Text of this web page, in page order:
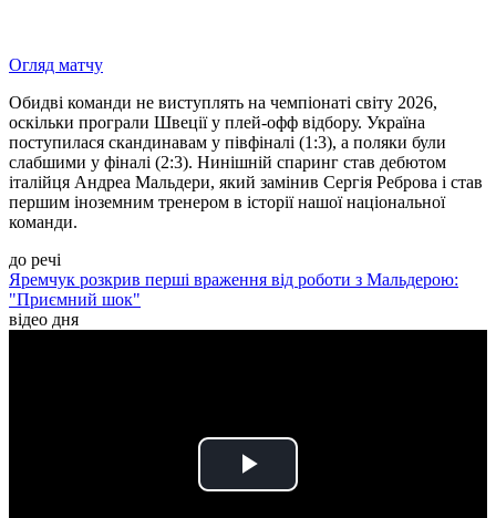
Огляд матчу
Обидві команди не виступлять на чемпіонаті світу 2026,
оскільки програли Швеції у плей-офф відбору. Україна
поступилася скандинавам у півфіналі (1:3), а поляки були
слабшими у фіналі (2:3). Нинішній спаринг став дебютом
італійця Андреа Мальдери, який замінив Сергія Реброва і став
першим іноземним тренером в історії нашої національної
команди.
до речі
Яремчук розкрив перші враження від роботи з Мальдерою:
"Приємний шок"
відео дня
Play